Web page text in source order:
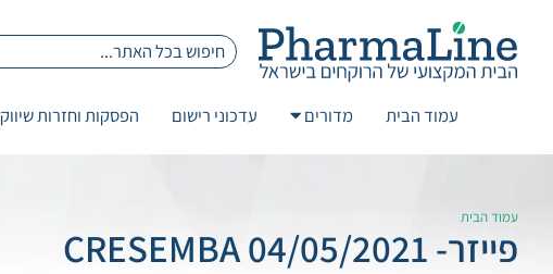
עמוד הבית מדורים עדכוני רישום הפסקות וחזרות שיווק
עמוד הבית
פייזר- 04/05/2021 CRESEMBA